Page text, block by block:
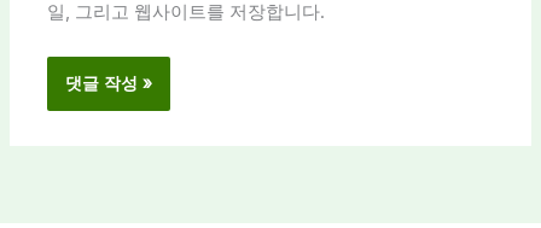
일, 그리고 웹사이트를 저장합니다.